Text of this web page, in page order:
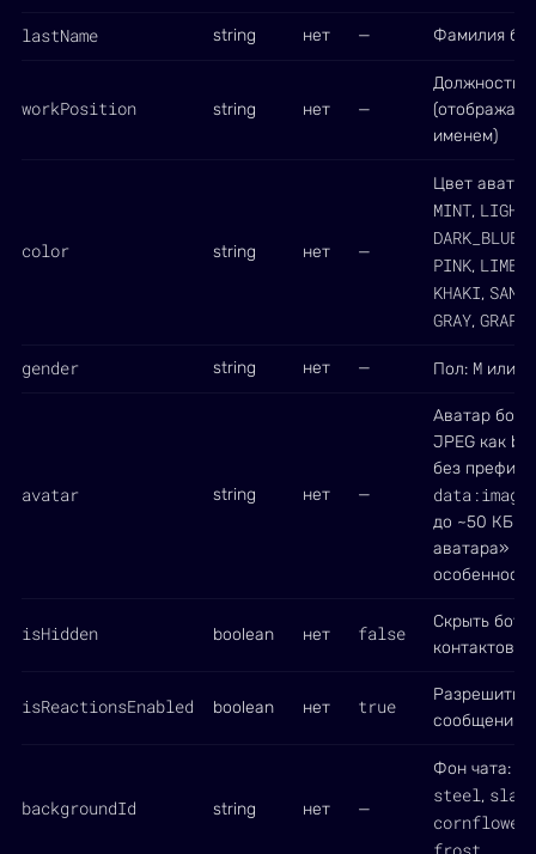
lastName string нет — Фамилия
workPosition string нет —
Должность
именем)
color string нет —
Цвет
MINT,
DARK_BLUE
PINK, LIME
KHAKI, SAND
GRAY,
gender string нет — Пол: M или
avatar string нет —
Аватар
JPEG как
без
до ~50 КБ.
аватара» в
isHidden boolean нет false
Скрыть
контактов
isReactionsEnabled boolean нет true
Разрешить
сообщения
backgroundId string нет —
Фон чата:
steel, slate
cornflower